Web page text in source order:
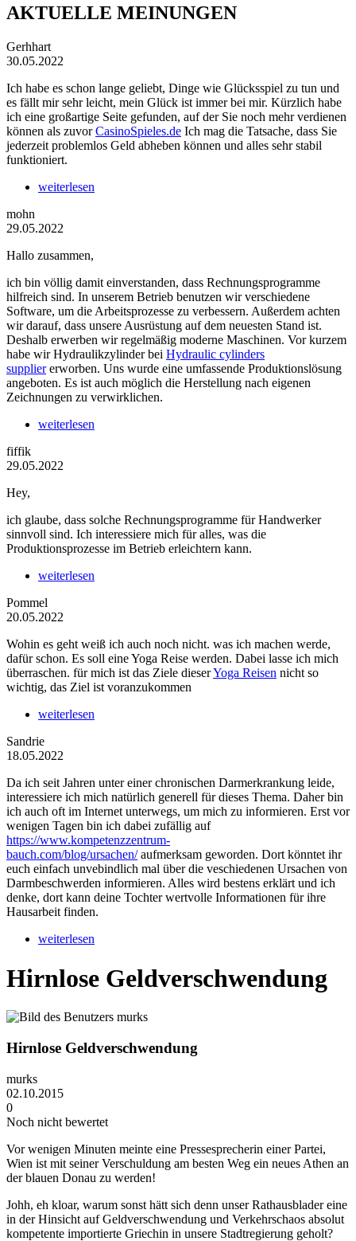
AKTUELLE MEINUNGEN
Gerhhart
30.05.2022
Ich habe es schon lange geliebt, Dinge wie Glücksspiel zu tun und
es fällt mir sehr leicht, mein Glück ist immer bei mir. Kürzlich habe
ich eine großartige Seite gefunden, auf der Sie noch mehr verdienen
können als zuvorCasinoSpieles.de Ich mag die Tatsache, dass Sie
jederzeit problemlos Geld abheben können und alles sehr stabil
funktioniert.
weiterlesen
mohn
29.05.2022
Hallo zusammen,
ich bin völlig damit einverstanden, dass Rechnungsprogramme
hilfreich sind. In unserem Betrieb benutzen wir verschiedene
Software, um die Arbeitsprozesse zu verbessern. Außerdem achten
wir darauf, dass unsere Ausrüstung auf dem neuesten Stand ist.
Deshalb erwerben wir regelmäßig moderne Maschinen. Vor kurzem
habe wir Hydraulikzylinder bei Hydraulic cylinders
suppliererworben. Uns wurde eine umfassende Produktionslösung
angeboten. Es ist auch möglich die Herstellung nach eigenen
Zeichnungen zu verwirklichen.
weiterlesen
fiffik
29.05.2022
Hey,
ich glaube, dass solche Rechnungsprogramme für Handwerker
sinnvoll sind. Ich interessiere mich für alles, was die
Produktionsprozesse im Betrieb erleichtern kann.
weiterlesen
Pommel
20.05.2022
Wohin es geht weiß ich auch noch nicht. was ich machen werde,
dafür schon. Es soll eine Yoga Reise werden. Dabei lasse ich mich
überraschen. für mich ist das Ziele dieserYoga Reisen nicht so
wichtig, das Ziel ist voranzukommen
weiterlesen
Sandrie
18.05.2022
Da ich seit Jahren unter einer chronischen Darmerkrankung leide,
interessiere ich mich natürlich generell für dieses Thema. Daher bin
ich auch oft im Internet unterwegs, um mich zu informieren. Erst vor
wenigen Tagen bin ich dabei zufällig auf
https://www.kompetenzzentrum-
bauch.com/blog/ursachen/aufmerksam geworden. Dort könntet ihr
euch einfach unvebindlich mal über die veschiedenen Ursachen von
Darmbeschwerden informieren. Alles wird bestens erklärt und ich
denke, dort kann deine Tochter wertvolle Informationen für ihre
Hausarbeit finden.
weiterlesen
Hirnlose Geldverschwendung
Hirnlose Geldverschwendung
murks
02.10.2015
0
Noch nicht bewertet
Vor wenigen Minuten meinte eine Pressesprecherin einer Partei,
Wien ist mit seiner Verschuldung am besten Weg ein neues Athen an
der blauen Donau zu werden!
Johh, eh kloar, warum sonst hätt sich denn unser Rathausblader eine
in der Hinsicht auf Geldverschwendung und Verkehrschaos absolut
kompetente importierte Griechin in unsere Stadtregierung geholt?